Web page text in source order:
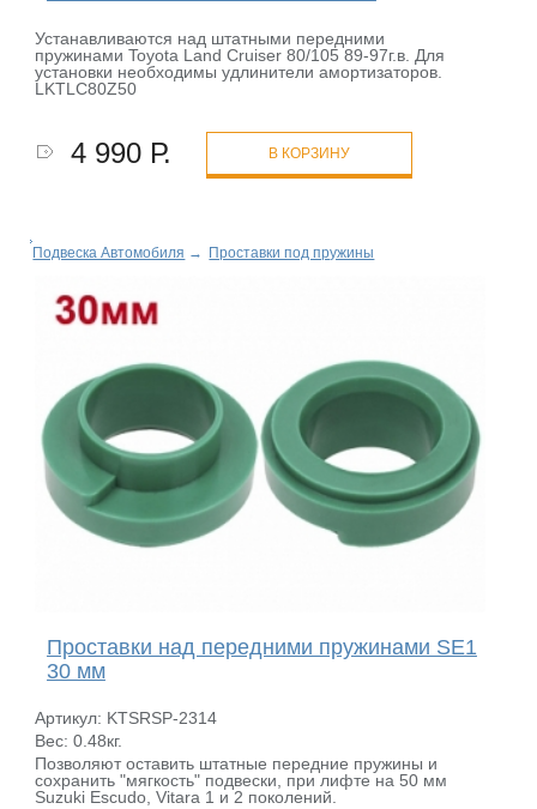
Устанавливаются над штатными передними
пружинами Toyota Land Cruiser 80/105 89-97г.в. Для
установки необходимы удлинители амортизаторов.
LKTLC80Z50
4 990 Р. В КОРЗИНУ
Подвеска Автомобиля → Проставки под пружины
Проставки над передними пружинами SE1
30 мм
Артикул: KTSRSP-2314
Вес: 0.48кг.
Позволяют оставить штатные передние пружины и
сохранить "мягкость" подвески, при лифте на 50 мм
Suzuki Escudo, Vitara 1 и 2 поколений.